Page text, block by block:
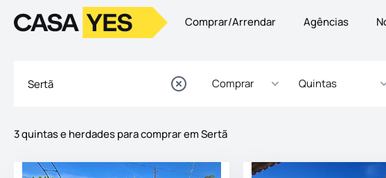
LogoIr para a homepage Comprar/Arrendar Agências
Comprar Quintas
3 quintas e herdades para comprar em Sertã
Imóveis
Lista de Imóveis